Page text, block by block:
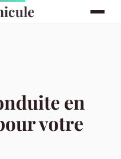
en
votre